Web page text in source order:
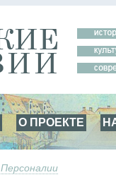
О ПРОЕКТЕ
Персоналии